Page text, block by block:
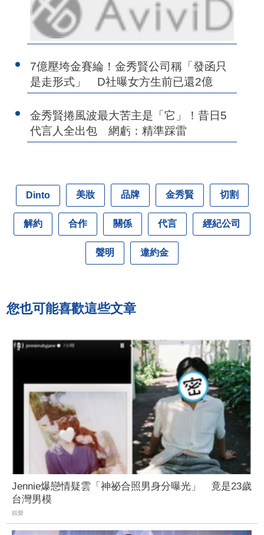
7億壓垮金賽綸！金秀賢公司稱「發函只
是走形式」 D社曝女方生前已還2億
金秀賢捲風波最大苦主是「它」！昔日5
代言人全出包 網虧：精準踩雷
Dinto 美妝 品牌 金秀賢 切割
解約 合作 關係 代言 經紀公司
聲明 違約金
您也可能喜歡這些文章
Jennie爆戀情疑雲「神祕合照男身分曝光」 竟是23歲
台灣男模
娛樂